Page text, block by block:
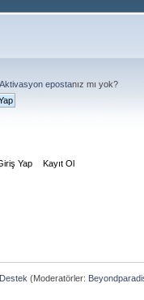
Aktivasyon epostanız mı yok?
Yap Kayıt Ol
(Moderatörler: